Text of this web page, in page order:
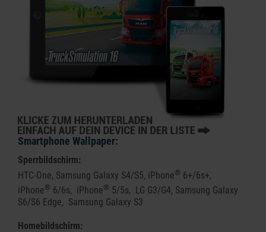
Smartphone Wallpaper:
Sperrbildschirm:
HTC-One, Samsung Galaxy S4/S5, iPhone® 6+/6s+,
iPhone® 6/6s, iPhone® 5/5s, LG G3/G4, Samsung Galaxy
S6/S6 Edge, Samsung Galaxy S3
Homebildschirm: